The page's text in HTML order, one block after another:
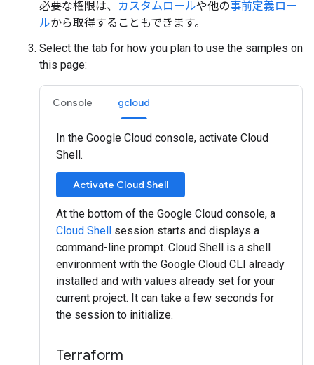
必要な権限は、
カスタムロールや他の事前定義ロー
ルから取得することもできます。
Select the tab for how you plan to use the samples on
this page:
Console gcloud
In the Google Cloud console, activate Cloud
Shell.
Activate Cloud Shell
At the bottom of the Google Cloud console, a
Cloud Shell session starts and displays a
command-line prompt. Cloud Shell is a shell
environment with the Google Cloud CLI already
installed and with values already set for your
current project. It can take a few seconds for
the session to initialize.
Terraform